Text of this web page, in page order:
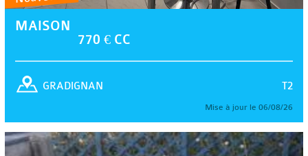
MAISON
770 € CC
T2
GRADIGNAN
Mise à jour le 06/08/26